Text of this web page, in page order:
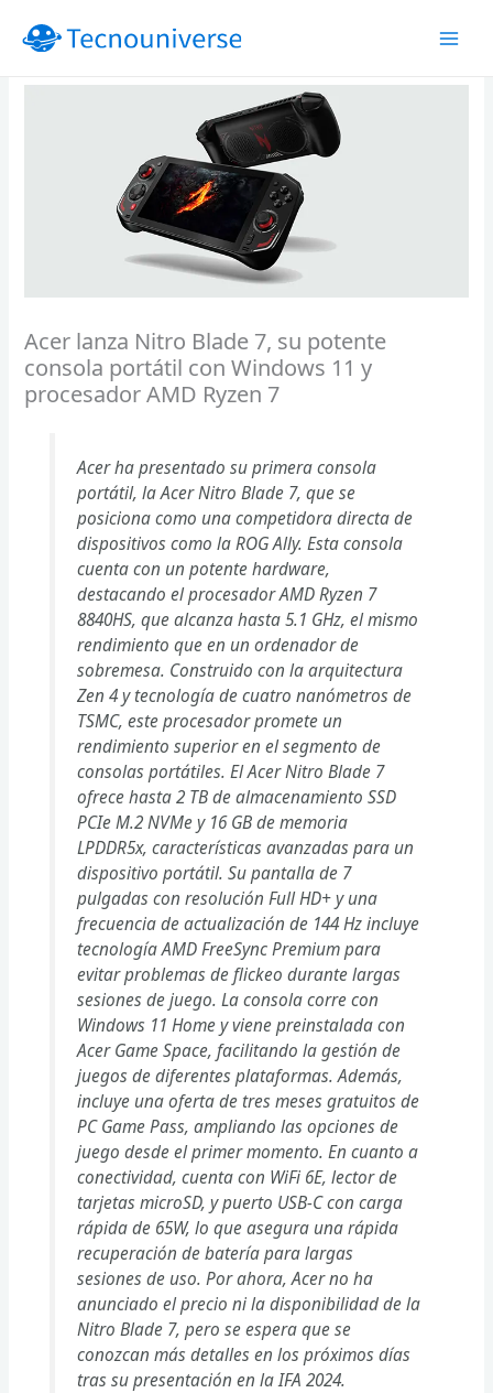
Acer lanza Nitro Blade 7, su potente
consola portátil con Windows 11 y
procesador AMD Ryzen 7
Acer ha presentado su primera consola
portátil, la Acer Nitro Blade 7, que se
posiciona como una competidora directa de
dispositivos como la ROG Ally. Esta consola
cuenta con un potente hardware,
destacando el procesador AMD Ryzen 7
8840HS, que alcanza hasta 5.1 GHz, el mismo
rendimiento que en un ordenador de
sobremesa. Construido con la arquitectura
Zen 4 y tecnología de cuatro nanómetros de
TSMC, este procesador promete un
rendimiento superior en el segmento de
consolas portátiles. El Acer Nitro Blade 7
ofrece hasta 2 TB de almacenamiento SSD
PCIe M.2 NVMe y 16 GB de memoria
LPDDR5x, características avanzadas para un
dispositivo portátil. Su pantalla de 7
pulgadas con resolución Full HD+ y una
frecuencia de actualización de 144 Hz incluye
tecnología AMD FreeSync Premium para
evitar problemas de flickeo durante largas
sesiones de juego. La consola corre con
Windows 11 Home y viene preinstalada con
Acer Game Space, facilitando la gestión de
juegos de diferentes plataformas. Además,
incluye una oferta de tres meses gratuitos de
PC Game Pass, ampliando las opciones de
juego desde el primer momento. En cuanto a
conectividad, cuenta con WiFi 6E, lector de
tarjetas microSD, y puerto USB-C con carga
rápida de 65W, lo que asegura una rápida
recuperación de batería para largas
sesiones de uso. Por ahora, Acer no ha
anunciado el precio ni la disponibilidad de la
Nitro Blade 7, pero se espera que se
conozcan más detalles en los próximos días
tras su presentación en la IFA 2024.